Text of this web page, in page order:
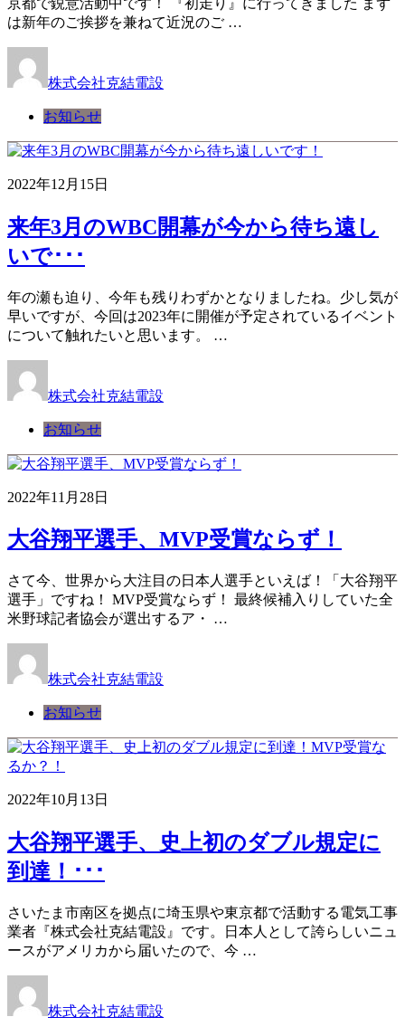
は新年のご挨拶を兼ねて近況のご …
株式会社克結電設
お知らせ
2022年12月15日
来年3月のWBC開幕が今から待ち遠し
いで･･･
年の瀬も迫り、今年も残りわずかとなりましたね。少し気が
早いですが、今回は2023年に開催が予定されているイベント
について触れたいと思います。 …
株式会社克結電設
お知らせ
2022年11月28日
大谷翔平選手、MVP受賞ならず！
さて今、世界から大注目の日本人選手といえば！「大谷翔平
選手」ですね！ MVP受賞ならず！ 最終候補入りしていた全
米野球記者協会が選出するア・ …
株式会社克結電設
お知らせ
2022年10月13日
大谷翔平選手、史上初のダブル規定に
到達！･･･
さいたま市南区を拠点に埼玉県や東京都で活動する電気工事
業者『株式会社克結電設』です。日本人として誇らしいニュ
ースがアメリカから届いたので、今 …
株式会社克結電設